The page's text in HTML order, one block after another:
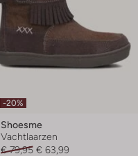
-20%
Shoesme
Vachtlaarzen
€ 79,95 € 63,99